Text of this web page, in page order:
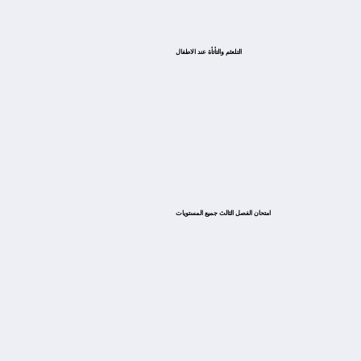
التلعثم والتأتأة عند الاطفال
امتحان الفصل الثالث جميع المستويات